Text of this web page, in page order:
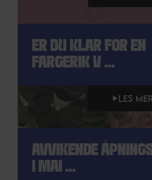
ER DU KLAR FOR EN
FARGERIK V ...
LES MER
AVVIKENDE
I MAI ...